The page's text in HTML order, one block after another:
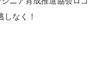
なく！